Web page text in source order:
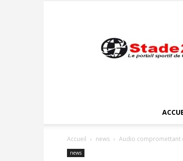
Accueil news Audio compromettant
news